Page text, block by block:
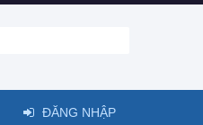
ĐĂNG NHẬP